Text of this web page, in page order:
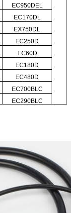
EC950DEL
EC170DL
EX750DL
EC250D
EC60D
EC180D
EC480D
EC700BLC
EC290BLC